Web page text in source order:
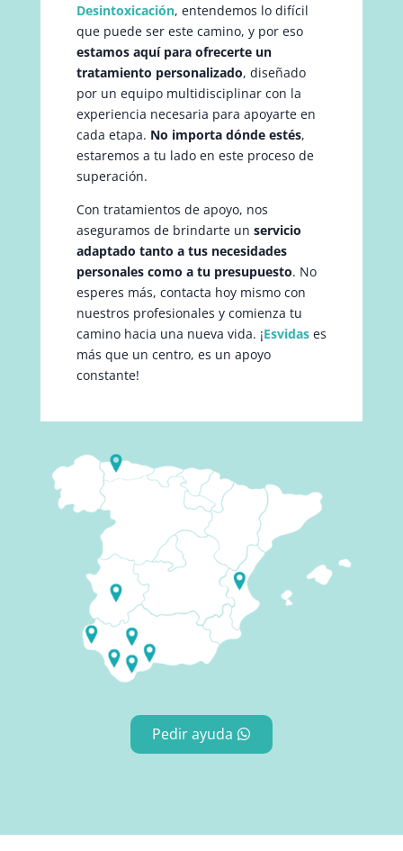
Desintoxicación, entendemos lo difícil
que puede ser este camino, y por eso
estamos aquí para ofrecerte un
tratamiento personalizado, diseñado
por un equipo multidisciplinar con la
experiencia necesaria para apoyarte en
cada etapa. No importa dónde estés,
estaremos a tu lado en este proceso de
superación.
Con tratamientos de apoyo, nos
aseguramos de brindarte un servicio
adaptado tanto a tus necesidades
personales como a tu presupuesto. No
esperes más, contacta hoy mismo con
nuestros profesionales y comienza tu
camino hacia una nueva vida. ¡Esvidas es
más que un centro, es un apoyo
constante!
Pedir ayuda